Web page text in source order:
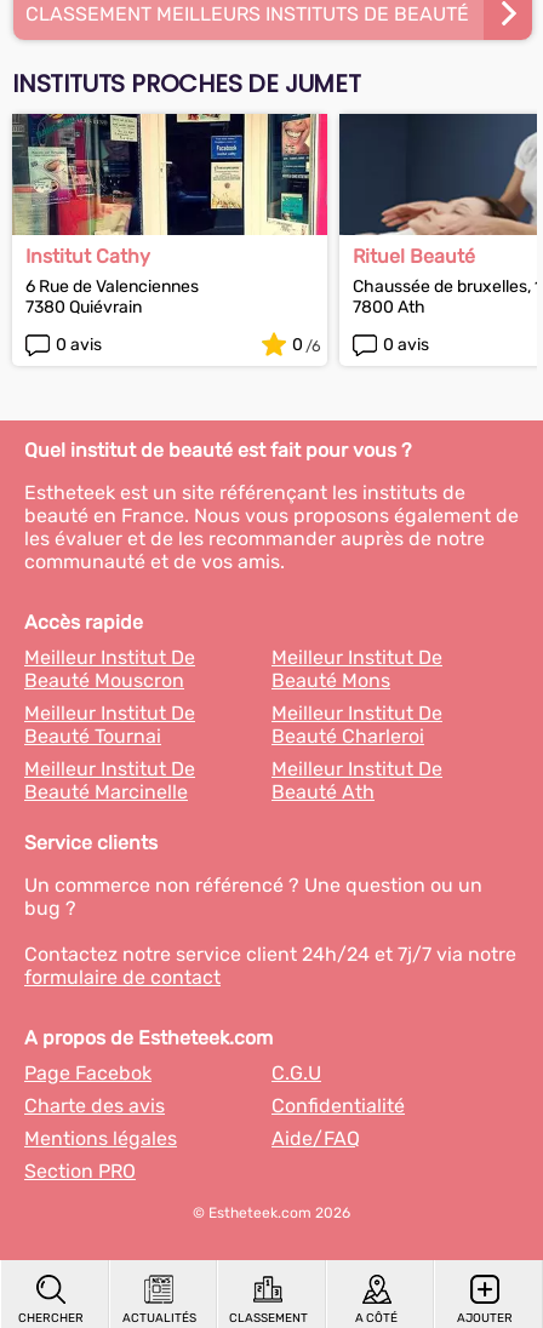
CHERCHER ACTUALITÉS CLASSEMENT A CÔTÉ AJOUTER
CLASSEMENT MEILLEURS INSTITUTS DE BEAUTÉ
INSTITUTS PROCHES DE JUMET
Institut Cathy
6 Rue de Valenciennes
7380 Quiévrain
0 avis
0
Rituel Beauté
Chaussée de bruxelles,
7800 Ath
0 avis
Quel institut de beauté est fait pour vous ?
Estheteek est un site référençant les instituts de
beauté en France. Nous vous proposons également de
les évaluer et de les recommander auprès de notre
communauté et de vos amis.
Accès rapide
Meilleur Institut De
Beauté Mouscron
Meilleur Institut De
Beauté Mons
Meilleur Institut De
Beauté Tournai
Meilleur Institut De
Beauté Charleroi
Meilleur Institut De
Beauté Marcinelle
Meilleur Institut De
Beauté Ath
Service clients
Un commerce non référencé ? Une question ou un
bug ?
Contactez notre service client 24h/24 et 7j/7 via notre
formulaire de contact
A propos de Estheteek.com
Page Facebok
C.G.U
Charte des avis
Confidentialité
Mentions légales
Aide/FAQ
Section PRO
© Estheteek.com 2026